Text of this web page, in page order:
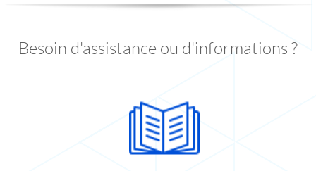
Besoin d'assistance ou d'informations ?